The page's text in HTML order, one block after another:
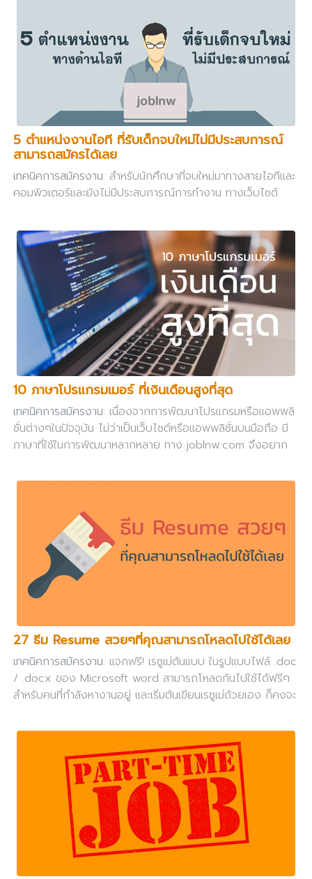
5 ตำแหน่งงานไอที ที่รับเด็กจบใหม่ไม่มีประสบการณ์
สามารถสมัครได้เลย
เทคนิคการสมัครงาน: สำหรับนักศึกษาที่จบใหม่มาทางสายไอทีและ
คอมพิวเตอร์และยังไม่มีประสบการณ์การทำงาน ทางเว็บไซต์
10 ภาษาโปรแกรมเมอร์ ที่เงินเดือนสูงที่สุด
เทคนิคการสมัครงาน: เนื่องจากการพัฒนาโปรแกรมหรือแอพพลิ
ชั่นต่างๆในปัจจุบัน ไม่ว่าเป็นเว็บไซต์หรือแอพพลิชั่นบนมือถือ มี
ภาษาที่ใช้ในการพัฒนาหลากหลาย ทาง joblnw.com จึงอยาก
เงินเดือนของโปรแกรมเมอร์แต่ละภาษา
27 ธีม Resume สวยๆที่คุณสามารถโหลดไปใช้ได้เลย
เทคนิคการสมัครงาน: แจกฟรี! เรซูเม่ต้นแบบ ในรูปแบบไฟล์ .doc
/ .docx ของ Microsoft word สามารถโหลดกันไปใช้ได้ฟรีๆ
สำหรับคนที่กำลังหางานอยู่ และเริ่มต้นเขียนเรซูเม่ด้วยเอง ก็คงจะ
ต้นๆเลยก็ว่าได้